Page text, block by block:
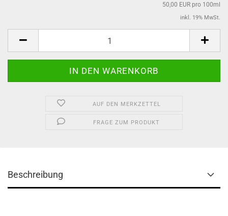
50,00 EUR pro 100ml
inkl. 19% MwSt.
AUF DEN MERKZETTEL
FRAGE ZUM PRODUKT
Beschreibung